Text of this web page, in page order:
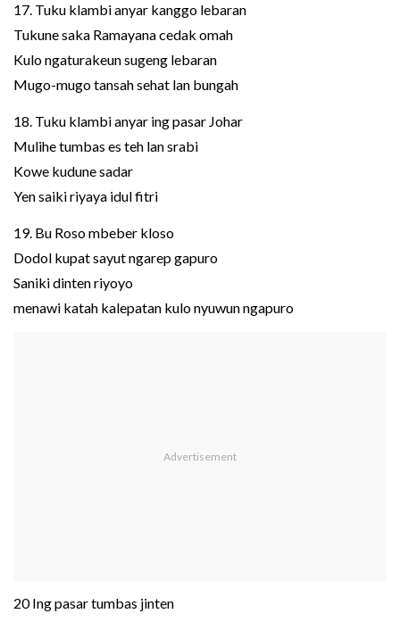
17. Tuku klambi anyar kanggo lebaran
Tukune saka Ramayana cedak omah
Kulo ngaturakeun sugeng lebaran
Mugo-mugo tansah sehat lan bungah
18. Tuku klambi anyar ing pasar Johar
Mulihe tumbas es teh lan srabi
Kowe kudune sadar
Yen saiki riyaya idul fitri
19. Bu Roso mbeber kloso
Dodol kupat sayut ngarep gapuro
Saniki dinten riyoyo
menawi katah kalepatan kulo nyuwun ngapuro
20 Ing pasar tumbas jinten